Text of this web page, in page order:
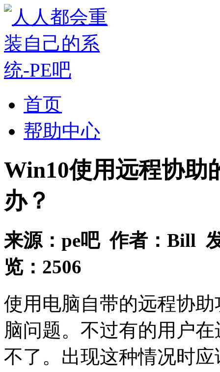
首页
帮助中心
Win10使用远程协助
办？
来源： pe吧作者： Bill
览： 2506
使用电脑自带的远程协
脑问题。不过有的用户
不了。出现这种情况时